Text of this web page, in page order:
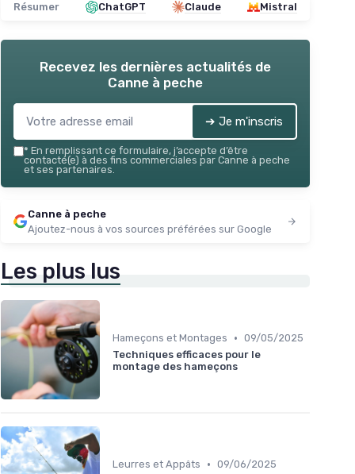
Résumer ChatGPT Claude Mistral
Recevez les dernières actualités de
Canne à peche
➔ Je m'inscris
* En remplissant ce formulaire, j’accepte d’être
contacté(e) à des fins commerciales par Canne à peche
et ses partenaires.
Canne à peche
Ajoutez-nous à vos sources préférées sur Google
Les plus lus
Hameçons et Montages • 09/05/2025
Techniques efficaces pour le
montage des hameçons
Leurres et Appâts • 09/06/2025